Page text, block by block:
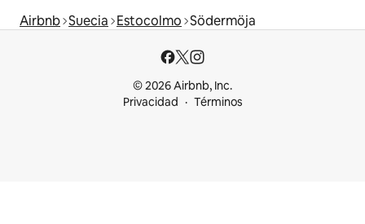
Airbnb Suecia Estocolmo Södermöja
© 2026 Airbnb, Inc.
Privacidad
Términos